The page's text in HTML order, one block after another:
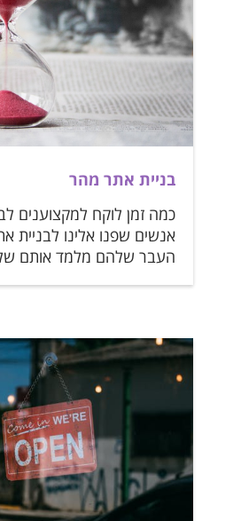
בניית אתר מהר
כמה זמן לוקח למקצוענים
אנשים שפנו אלינו לבניית
העבר שלהם מלמד אותם